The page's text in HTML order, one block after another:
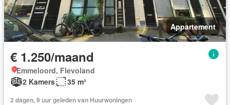
Appartement
€ 1.250/maand
Emmeloord, Flevoland
2 Kamers
35 m²
2 dagen, 9 uur geleden van Huurwoningen